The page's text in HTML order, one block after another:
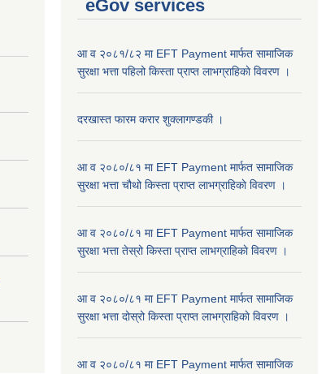
eGov services
आ व २०८१/८२ मा EFT Payment मार्फत सामाजिक
सुरक्षा भत्ता पहिलो किस्ता प्राप्त लाभग्राहिकाे विवरण ।
दरखास्त फारम करार शुक्लागण्डकी ।
आ व २०८०/८१ मा EFT Payment मार्फत सामाजिक
सुरक्षा भत्ता चौथो किस्ता प्राप्त लाभग्राहिकाे विवरण ।
आ व २०८०/८१ मा EFT Payment मार्फत सामाजिक
सुरक्षा भत्ता तेस्रो किस्ता प्राप्त लाभग्राहिकाे विवरण ।
आ व २०८०/८१ मा EFT Payment मार्फत सामाजिक
सुरक्षा भत्ता दोस्रो किस्ता प्राप्त लाभग्राहिकाे विवरण ।
आ व २०८०/८१ मा EFT Payment मार्फत सामाजिक